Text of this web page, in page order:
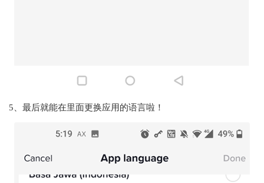
5、最后就能在里面更换应用的语言啦！